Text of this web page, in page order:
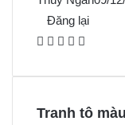
Đăng lại
F X P M
Tranh tô